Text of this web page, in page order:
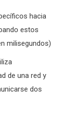
hacia
estos
milisegundos)
de una red y
dos